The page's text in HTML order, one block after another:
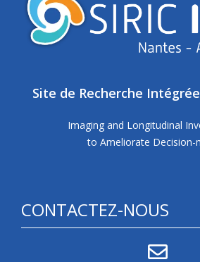
Site de Recherche
Imaging and Longitudinal
to Ameliorate Decision-
CONTACTEZ-NOUS